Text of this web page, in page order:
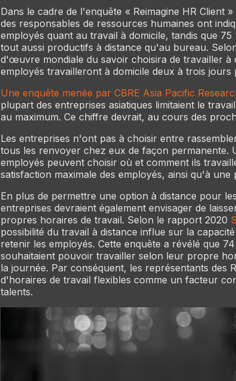
Dans le cadre de l'enquête « Reimagine HR Client
des responsables de ressources humaines ont
employés quant au travail à domicile, tandis que
tout aussi productifs à distance qu'au bureau.
d'œuvre mondiale du savoir choisira de travailler à
employés travailleront à domicile deux à trois jours
Une enquête menée par CBRE Asia Pacific
plupart des entreprises asiatiques limitaient le
au maximum. Ce chiffre devrait, au cours des
Les entreprises n'ont pas à choisir entre
tous les renvoyer chez eux de façon permanente.
employés peuvent choisir où et comment ils
satisfaction maximale des employés, ainsi qu'à
En plus de permettre une option à distance pour
entreprises devraient également envisager de
propres horaires de travail. Selon le rapport 2020
possibilité du travail à distance influe sur la
retenir les employés. Cette enquête a révélé que
souhaitaient pouvoir travailler selon leur propre
la journée. Par conséquent, les représentants des
d'horaires de travail flexibles comme un facteur
talents.